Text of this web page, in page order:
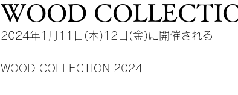
WOOD
2024年1月11日(木)12日(金)に開催される
WOOD COLLECTION 2024